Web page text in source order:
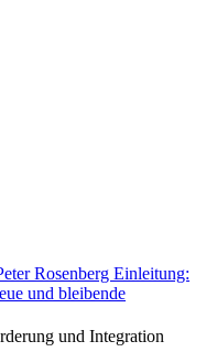
Rosenberg Einleitung:
und bleibende
und Integration